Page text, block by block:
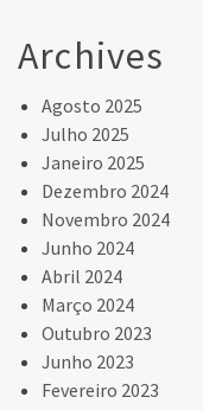
Archives
Agosto 2025
Julho 2025
Janeiro 2025
Dezembro 2024
Novembro 2024
Junho 2024
Abril 2024
Março 2024
Outubro 2023
Junho 2023
Fevereiro 2023